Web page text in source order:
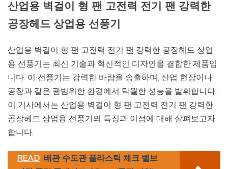
산업용 벽걸이 형 팬 고전력 전기 팬 강력한
공장헤드 상업용 선풍기
산업용 벽걸이 형 팬 고전력 전기 팬 강력한 공장헤드 상업
용 선풍기는 최신 기술과 혁신적인 디자인을 결합한 제품입
니다. 이 선풍기는 강력한 바람을 송출하며, 산업 현장이나
공장과 같은 광범위한 환경에서 탁월한 성능을 발휘합니다.
이 기사에서는 산업용 벽걸이 형 팬 고전력 전기 팬 강력한
공장헤드 상업용 선풍기의 특징과 이점에 대해 살펴보고자
합니다.
READ 배관 수도관 플라스틱 체크 밸브